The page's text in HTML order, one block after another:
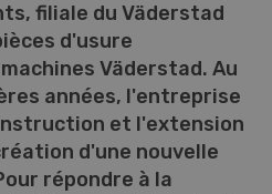
filiale du Väderstad
d'usure
Väderstad. Au
années, l'entreprise
et l'extension
d'une nouvelle
répondre à la